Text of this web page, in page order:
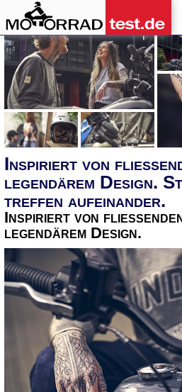
Inspiriert von
legendärem Design.
treffen aufeinander.
Inspiriert von
legendärem Design.